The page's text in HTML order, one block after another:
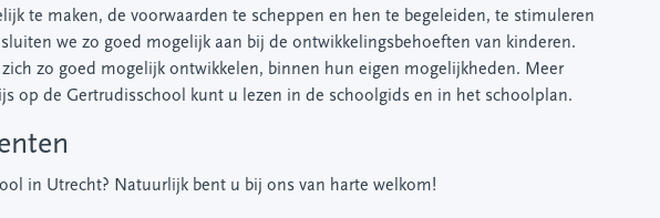
te maken, de voorwaarden te scheppen en hen te begeleiden, te stimuleren
we zo goed mogelijk aan bij de ontwikkelingsbehoeften van kinderen.
zo goed mogelijk ontwikkelen, binnen hun eigen mogelijkheden. Meer
op de Gertrudisschool kunt u lezen in de schoolgids en in het schoolplan.
in Utrecht? Natuurlijk bent u bij ons van harte welkom!